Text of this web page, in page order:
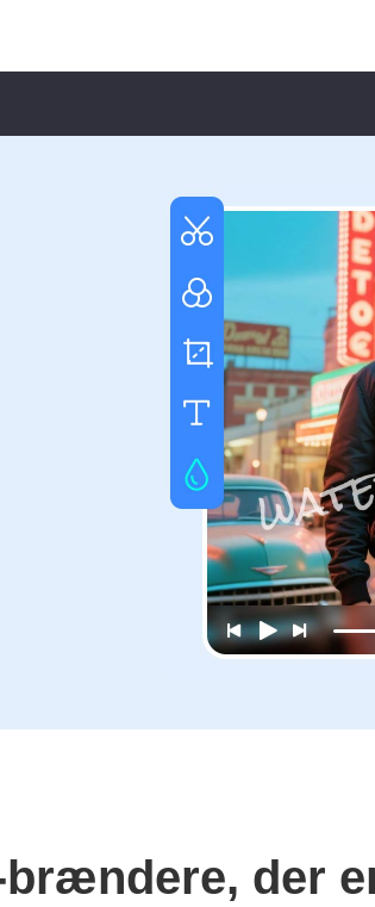
brændere, der